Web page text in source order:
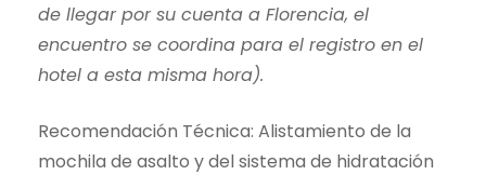
de llegar por su cuenta a Florencia, el
encuentro se coordina para el registro en el
hotel a esta misma hora).
Recomendación Técnica: Alistamiento de la
mochila de asalto y del sistema de hidratación